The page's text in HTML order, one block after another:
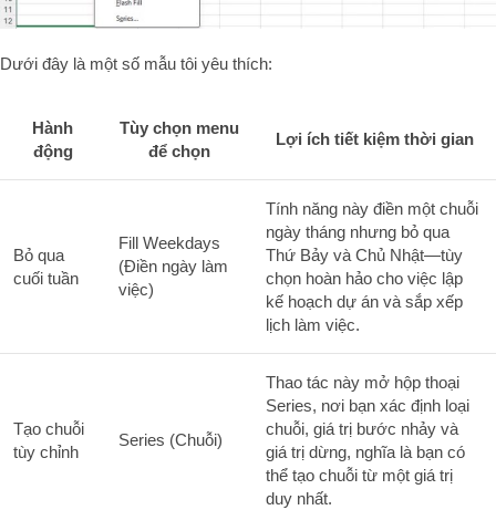
Dưới đây là một số mẫu tôi yêu thích:
Hành
động
Tùy chọn menu
để chọn
Lợi ích tiết kiệm thời gian
Bỏ qua
cuối tuần
Fill Weekdays
(Điền ngày làm
việc)
Tính năng này điền một chuỗi
ngày tháng nhưng bỏ qua
Thứ Bảy và Chủ Nhật—tùy
chọn hoàn hảo cho việc lập
kế hoạch dự án và sắp xếp
lịch làm việc.
Tạo chuỗi
tùy chỉnh
Series (Chuỗi)
Thao tác này mở hộp thoại
Series, nơi bạn xác định loại
chuỗi, giá trị bước nhảy và
giá trị dừng, nghĩa là bạn có
thể tạo chuỗi từ một giá trị
duy nhất.